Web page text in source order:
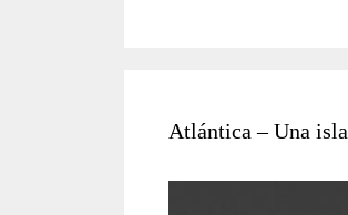
Atlántica – Una isla